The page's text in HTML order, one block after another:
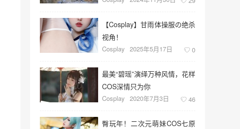
【Cosplay】甘雨体操服の绝杀
视角！
Cosplay 2025年5月17日 0
最美“碧瑶”演绎万种风情，花样
COS深情只为你
Cosplay 2020年7月3日 46
臀玩年！二次元萌妹COS七原